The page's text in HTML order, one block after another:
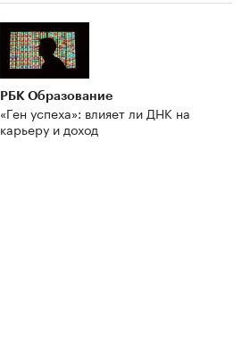
РБК Образование
«Ген успеха»: влияет ли ДНК на
карьеру и доход